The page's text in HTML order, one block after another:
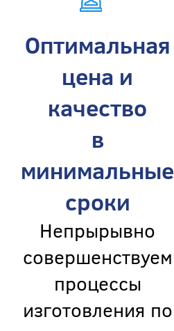
Оптимальная
цена и
качество
в
минимальные
сроки
Непрырывно
совершенствуем
процессы
изготовления по